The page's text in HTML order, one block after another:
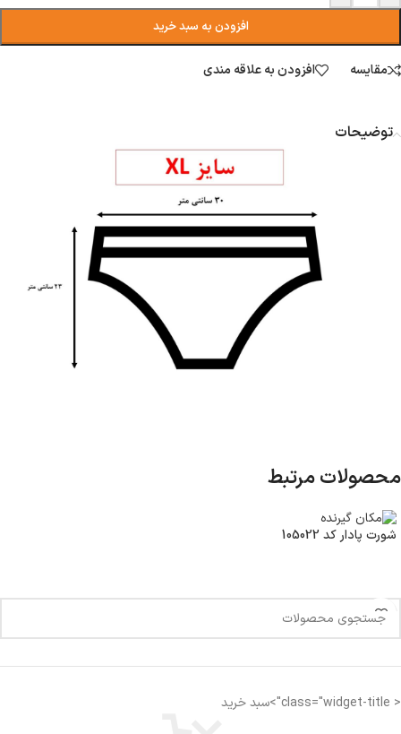
افزودن به سبد خرید
مقایسه افزودن به علاقه مندی
توضیحات
محصولات مرتبط
شورت پادار کد 105022
< class="widget-title">سبد خرید